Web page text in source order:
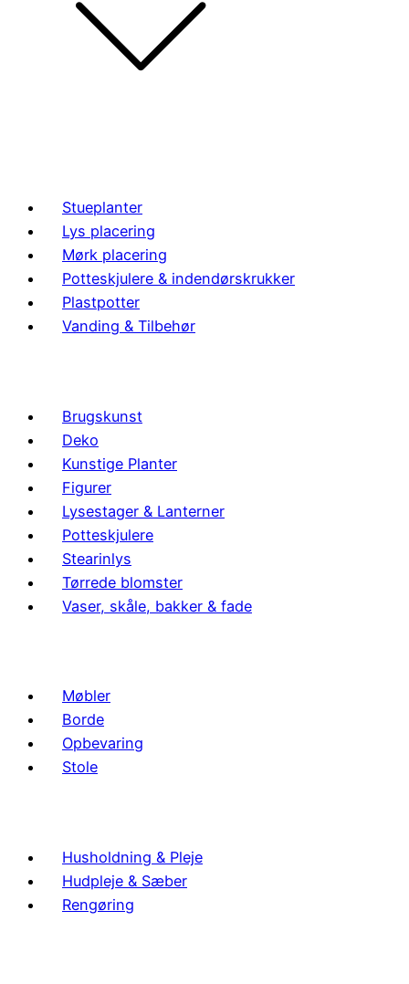
Stueplanter
Lys placering
Mørk placering
Potteskjulere & indendørskrukker
Plastpotter
Vanding & Tilbehør
Brugskunst
Deko
Kunstige Planter
Figurer
Lysestager & Lanterner
Potteskjulere
Stearinlys
Tørrede blomster
Vaser, skåle, bakker & fade
Møbler
Borde
Opbevaring
Stole
Husholdning & Pleje
Hudpleje & Sæber
Rengøring